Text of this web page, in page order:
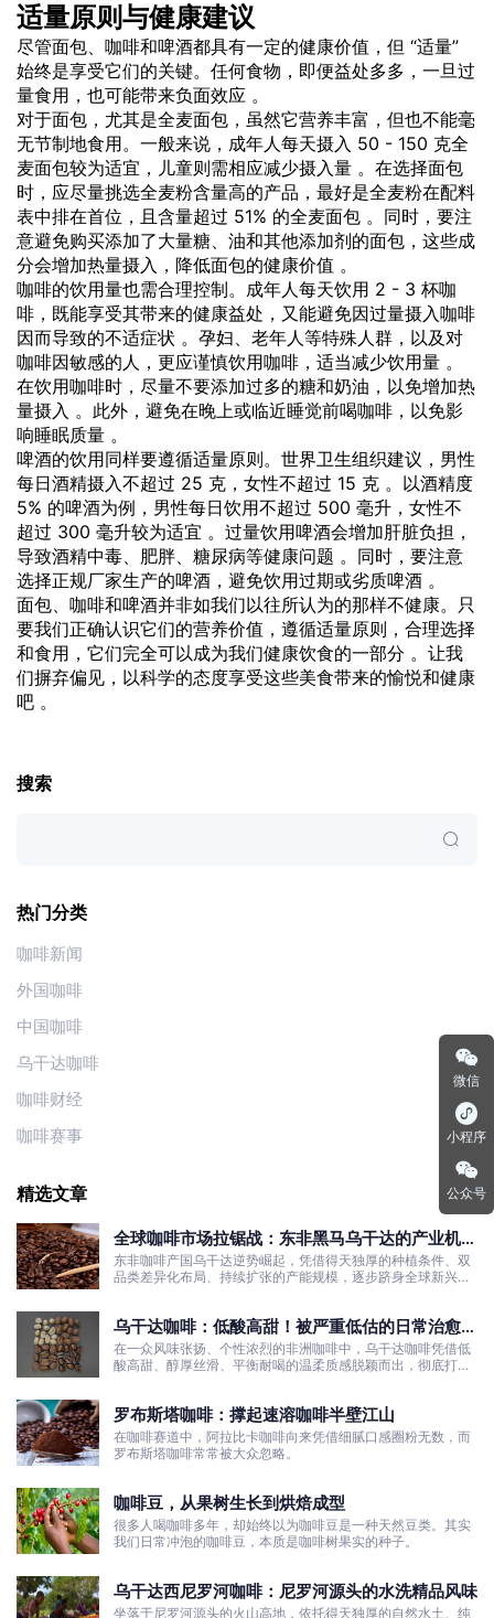
适量原则与健康建议
尽管面包、咖啡和啤酒都具有一定的健康价值，但 “适量”
始终是享受它们的关键。任何食物，即便益处多多，一旦过
量食用，也可能带来负面效应 。
对于面包，尤其是全麦面包，虽然它营养丰富，但也不能毫
无节制地食用。一般来说，成年人每天摄入 50 - 150 克全
麦面包较为适宜，儿童则需相应减少摄入量 。在选择面包
时，应尽量挑选全麦粉含量高的产品，最好是全麦粉在配料
表中排在首位，且含量超过 51% 的全麦面包 。同时，要注
意避免购买添加了大量糖、油和其他添加剂的面包，这些成
分会增加热量摄入，降低面包的健康价值 。
咖啡的饮用量也需合理控制。成年人每天饮用 2 - 3 杯咖
啡，既能享受其带来的健康益处，又能避免因过量摄入咖啡
因而导致的不适症状 。孕妇、老年人等特殊人群，以及对
咖啡因敏感的人，更应谨慎饮用咖啡，适当减少饮用量 。
在饮用咖啡时，尽量不要添加过多的糖和奶油，以免增加热
量摄入 。此外，避免在晚上或临近睡觉前喝咖啡，以免影
响睡眠质量 。
啤酒的饮用同样要遵循适量原则。世界卫生组织建议，男性
每日酒精摄入不超过 25 克，女性不超过 15 克 。以酒精度
5% 的啤酒为例，男性每日饮用不超过 500 毫升，女性不
超过 300 毫升较为适宜 。过量饮用啤酒会增加肝脏负担，
导致酒精中毒、肥胖、糖尿病等健康问题 。同时，要注意
选择正规厂家生产的啤酒，避免饮用过期或劣质啤酒 。
面包、咖啡和啤酒并非如我们以往所认为的那样不健康。只
要我们正确认识它们的营养价值，遵循适量原则，合理选择
和食用，它们完全可以成为我们健康饮食的一部分 。让我
们摒弃偏见，以科学的态度享受这些美食带来的愉悦和健康
吧 。
搜索
热门分类
咖啡新闻
外国咖啡
中国咖啡
乌干达咖啡
咖啡财经
咖啡赛事
精选文章
全球咖啡市场拉锯战：东非黑马乌干达的产业机遇
与发展真相
东非咖啡产国乌干达逆势崛起，凭借得天独厚的种植条件、双
品类差异化布局、持续扩张的产能规模，逐步跻身全球新兴咖
乌干达咖啡：低酸高甜！被严重低估的日常治愈口
粮豆
在一众风味张扬、个性浓烈的非洲咖啡中，乌干达咖啡凭借低
酸高甜、醇厚丝滑、平衡耐喝的温柔质感脱颖而出，彻底打破
罗布斯塔咖啡：撑起速溶咖啡半壁江山
在咖啡赛道中，阿拉比卡咖啡向来凭借细腻口感圈粉无数，而
罗布斯塔咖啡常常被大众忽略。
咖啡豆，从果树生长到烘焙成型
很多人喝咖啡多年，却始终以为咖啡豆是一种天然豆类。其实
我们日常冲泡的咖啡豆，本质是咖啡树果实的种子。
乌干达西尼罗河咖啡：尼罗河源头的水洗精品风味
坐落于尼罗河源头的火山高地，依托得天独厚的自然水土、纯
微信
小程序
公众号